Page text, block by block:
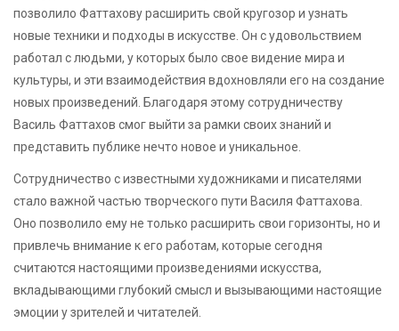
позволило Фаттахову расширить свой кругозор и узнать
новые техники и подходы в искусстве. Он с удовольствием
работал с людьми, у которых было свое видение мира и
культуры, и эти взаимодействия вдохновляли его на создание
новых произведений. Благодаря этому сотрудничеству
Василь Фаттахов смог выйти за рамки своих знаний и
представить публике нечто новое и уникальное.
Сотрудничество с известными художниками и писателями
стало важной частью творческого пути Василя Фаттахова.
Оно позволило ему не только расширить свои горизонты, но и
привлечь внимание к его работам, которые сегодня
считаются настоящими произведениями искусства,
вкладывающими глубокий смысл и вызывающими настоящие
эмоции у зрителей и читателей.